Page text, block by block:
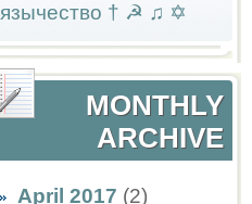
язычество † ☭ ♫ ✡
MONTHLY
ARCHIVE
April 2017 (2)